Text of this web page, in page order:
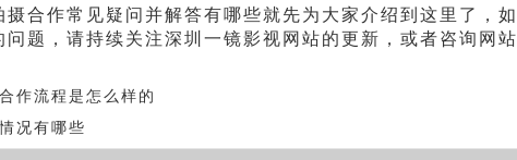
合作常见疑问并解答有哪些就先为大家介绍到这里了，如
题，请持续关注深圳一镜影视网站的更新，或者咨询网站
作流程是怎么样的
况有哪些